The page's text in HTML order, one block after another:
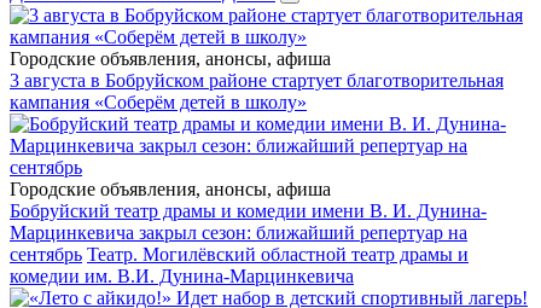
Городские объявления, анонсы, афиша
3 августа в Бобруйском районе стартует благотворительная
кампания «Соберём детей в школу»
Городские объявления, анонсы, афиша
Бобруйский театр драмы и комедии имени В. И. Дунина-
Марцинкевича закрыл сезон: ближайший репертуар на
сентябрь Театр. Могилёвский областной театр драмы и
комедии им. В.И. Дунина-Марцинкевича